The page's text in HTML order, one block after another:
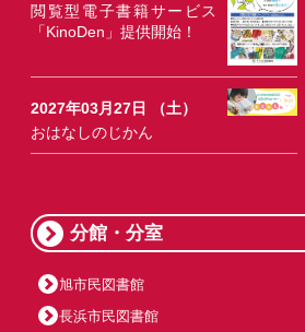
閲覧型電子書籍サービス
「KinoDen」提供開始！
2027年03月27日 （土）
おはなしのじかん
分館・分室
旭市民図書館
長浜市民図書館